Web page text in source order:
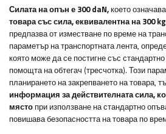
Силата на опън е 300 daN,което
товара със сила, еквивалентна на 300 kg
предпазва от изместване по време на
параметър на транспортната лента,
която може да се постигне със
помощта на обтегач (тресчотка). Този
планирането на закрепването на товара,
информация за действителната сила,
място при използване на стандартно
повишава безопасността на товара по